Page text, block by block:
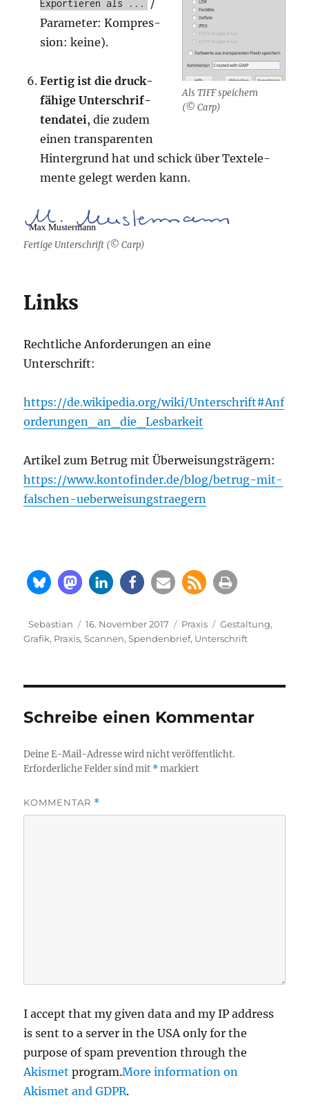
Als TIFF spei­chern
(© Carp)
Exportieren als ...
/
Para­me­ter: Kom­pres­
si­on: keine).
Fer­tig ist die druck­
fä­hi­ge Unter­schrif­
ten­da­tei, die zudem
einen trans­pa­ren­ten
Hin­ter­grund hat und schick über Text­ele­
men­te gelegt wer­den kann.
Fer­ti­ge Unter­schrift (© Carp)
Links
Recht­li­che Anfor­de­run­gen an eine
Unterschrift:
https://de.wikipedia.org/wiki/Unterschrift#Anf
orderungen_an_die_Lesbarkeit
Arti­kel zum Betrug mit Über­wei­sungs­trä­gern:
https://www.kontofinder.de/blog/betrug-mit-
falschen-ueberweisungstraegern
Autor
Sebastian
Veröffentlicht
am
16. November 2017 Kategorien
Praxis Schlagwörter
Gestaltung,
Grafik, Praxis,Scannen,Spendenbrief, Unterschrift
Schreibe einen Kommentar
Deine E-Mail-Adresse wird nicht veröffentlicht.
Erforderliche Felder sind mit *markiert
KOMMENTAR *
I accept that my given data and my IP address
is sent to a server in the USA only for the
purpose of spam prevention through the
Akismet program.More information on
Akismet and GDPR.